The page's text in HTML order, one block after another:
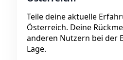
Teile deine aktuelle
Österreich. Deine
anderen Nutzern bei der
Lage.